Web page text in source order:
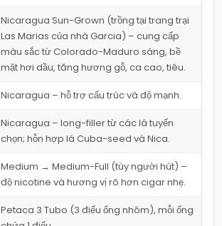
Nicaragua Sun-Grown (trồng tại trang trại
Las Marias của nhà Garcia) – cung cấp
màu sắc từ Colorado-Maduro sáng, bề
mặt hơi dầu, tăng hương gỗ, ca cao, tiêu.
Nicaragua – hỗ trợ cấu trúc và độ mạnh.
Nicaragua – long-filler từ các lá tuyển
chọn; hỗn hợp lá Cuba-seed và Nica.
Medium → Medium-Full (tùy người hút) –
độ nicotine và hương vị rõ hơn cigar nhẹ.
Petaca 3 Tubo (3 điếu ống nhôm), mỗi ống